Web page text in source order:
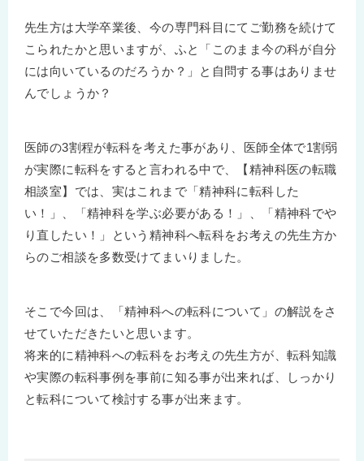
先生方は大学卒業後、今の専門科目にてご勤務を続けて
こられたかと思いますが、ふと「このまま今の科が自分
には向いているのだろうか？」と自問する事はありませ
んでしょうか？
医師の3割程が転科を考えた事があり、医師全体で1割弱
が実際に転科をすると言われる中で、【精神科医の転職
相談室】では、実はこれまで「精神科に転科した
い！」、「精神科を学ぶ必要がある！」、「精神科でや
り直したい！」という精神科へ転科をお考えの先生方か
らのご相談を多数受けてまいりました。
そこで今回は、「精神科への転科について」の解説をさ
せていただきたいと思います。
将来的に精神科への転科をお考えの先生方が、転科知識
や実際の転科事例を事前に知る事が出来れば、しっかり
と転科について検討する事が出来ます。